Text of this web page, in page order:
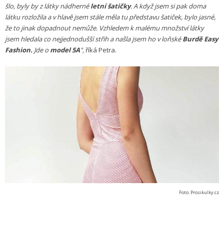
šlo, byly by z látky nádhernéletní šatičky. A když jsem si pak doma
látku rozložila a v hlavě jsem stále měla tu představu šatiček, bylo jasné,
že to jinak dopadnout nemůže. Vzhledem k malému množství látky
jsem hledala co nejjednodušší střih a našla jsem ho v loňskéBurdě Easy
Fashion. Jde o model 5A", říká Petra.
Foto: Prosikulky.cz